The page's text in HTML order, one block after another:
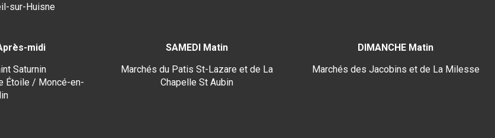
sur-Huisne
midi
Saturnin
Étoile / Moncé-en-
SAMEDI Matin
Marchés du Patis St-Lazare et de La
Chapelle St Aubin
DIMANCHE Matin
Marchés des Jacobins et de La Milesse